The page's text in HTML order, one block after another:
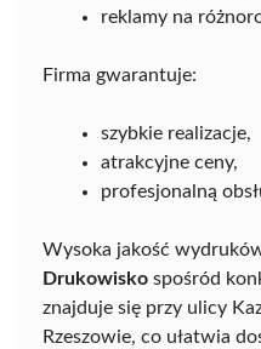
reklamy na
Firma gwarantuje:
szybkie realizacje,
atrakcyjne ceny,
profesjonalną
Wysoka jakość
Drukowisko spośród
znajduje się przy ulicy
Rzeszowie, co ułatwia